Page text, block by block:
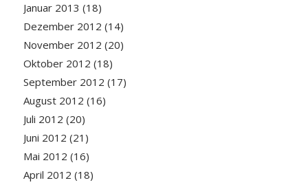
Januar 2013 (18)
Dezember 2012 (14)
November 2012 (20)
Oktober 2012 (18)
September 2012 (17)
August 2012 (16)
Juli 2012 (20)
Juni 2012 (21)
Mai 2012 (16)
April 2012 (18)